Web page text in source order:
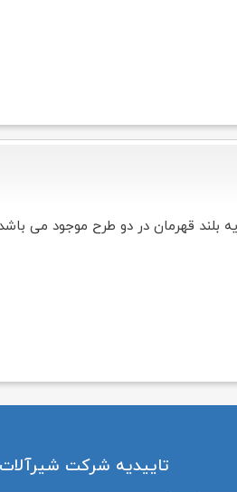
به تاریخ تولید شیرآلات ممکن است مشخصات ظاهری کارتریج بکار رفته در آن کمی متفاوت باشد. کارتریج ۳۵ پایه بلند قهرمان در دو طرح
تاییدیه شرکت